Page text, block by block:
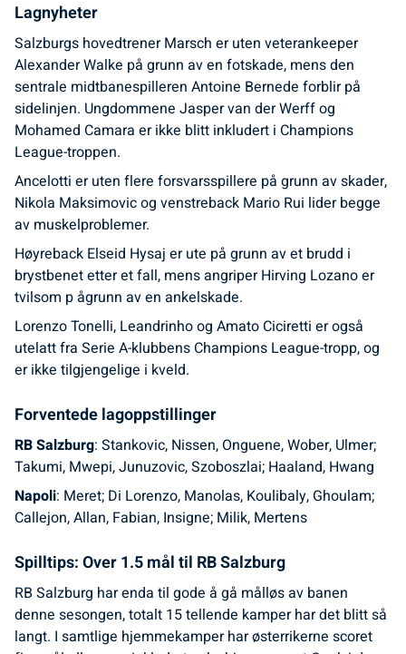
Lagnyheter
Salzburgs hovedtrener Marsch er uten veterankeeper
Alexander Walke på grunn av en fotskade, mens den
sentrale midtbanespilleren Antoine Bernede forblir på
sidelinjen. Ungdommene Jasper van der Werff og
Mohamed Camara er ikke blitt inkludert i Champions
League-troppen.
Ancelotti er uten flere forsvarsspillere på grunn av skader,
Nikola Maksimovic og venstreback Mario Rui lider begge
av muskelproblemer.
Høyreback Elseid Hysaj er ute på grunn av et brudd i
brystbenet etter et fall, mens angriper Hirving Lozano er
tvilsom p ågrunn av en ankelskade.
Lorenzo Tonelli, Leandrinho og Amato Ciciretti er også
utelatt fra Serie A-klubbens Champions League-tropp, og
er ikke tilgjengelige i kveld.
Forventede lagoppstillinger
RB Salzburg: Stankovic, Nissen, Onguene, Wober, Ulmer;
Takumi, Mwepi, Junuzovic, Szoboszlai; Haaland, Hwang
Napoli: Meret; Di Lorenzo, Manolas, Koulibaly, Ghoulam;
Callejon, Allan, Fabian, Insigne; Milik, Mertens
Spilltips: Over 1.5 mål til RB Salzburg
RB Salzburg har enda til gode å gå målløs av banen
denne sesongen, totalt 15 tellende kamper har det blitt så
langt. I samtlige hjemmekamper har østerrikerne scoret